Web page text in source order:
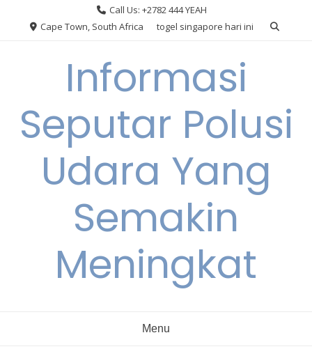
Call Us: +2782 444 YEAH
Cape Town, South Africa
togel singapore hari ini
Informasi
Seputar Polusi
Udara Yang
Semakin
Meningkat
Menu